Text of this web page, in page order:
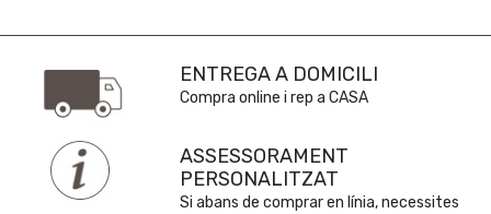
ENTREGA A DOMICILI
Compra online i rep a CASA
ASSESSORAMENT
PERSONALITZAT
Si abans de comprar en línia, necessites